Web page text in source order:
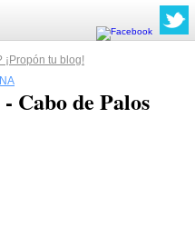
tu blog!
Cabo de Palos